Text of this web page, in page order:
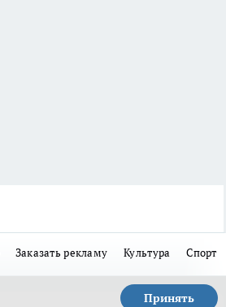
Заказать рекламу Культура Спорт
Принять